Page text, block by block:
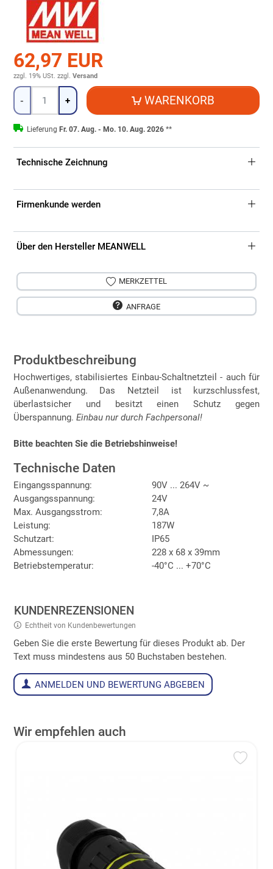
62,97 EUR
zzgl. 19% USt. zzgl. Versand
Menge
- + WARENKORB
Lieferung Fr. 07. Aug. - Mo. 10. Aug. 2026**
Technische Zeichnung
Firmenkunde werden
Über den Hersteller MEANWELL
MERKZETTEL
ANFRAGE
Produktbeschreibung
Hochwertiges, stabilisiertes Einbau-Schaltnetzteil - auch für
Außenanwendung. Das Netzteil ist kurzschlussfest,
überlastsicher und besitzt einen Schutz gegen
Überspannung. Einbau nur durch Fachpersonal!
Bitte beachten Sie die Betriebshinweise!
Technische Daten
Eingangsspannung:
90V ... 264V ~
Ausgangsspannung:
24V
Max. Ausgangsstrom:
7,8A
Leistung:
187W
Schutzart:
IP65
Abmessungen:
228 x 68 x 39mm
Betriebstemperatur:
-40°C ... +70°C
KUNDENREZENSIONEN
Echtheit von Kundenbewertungen
Geben Sie die erste Bewertung für dieses Produkt ab. Der
Text muss mindestens aus 50 Buchstaben bestehen.
ANMELDEN UND BEWERTUNG ABGEBEN
Wir empfehlen auch